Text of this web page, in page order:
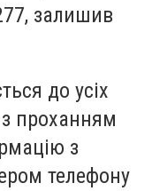
залишив
до усіх
проханням
з
телефону